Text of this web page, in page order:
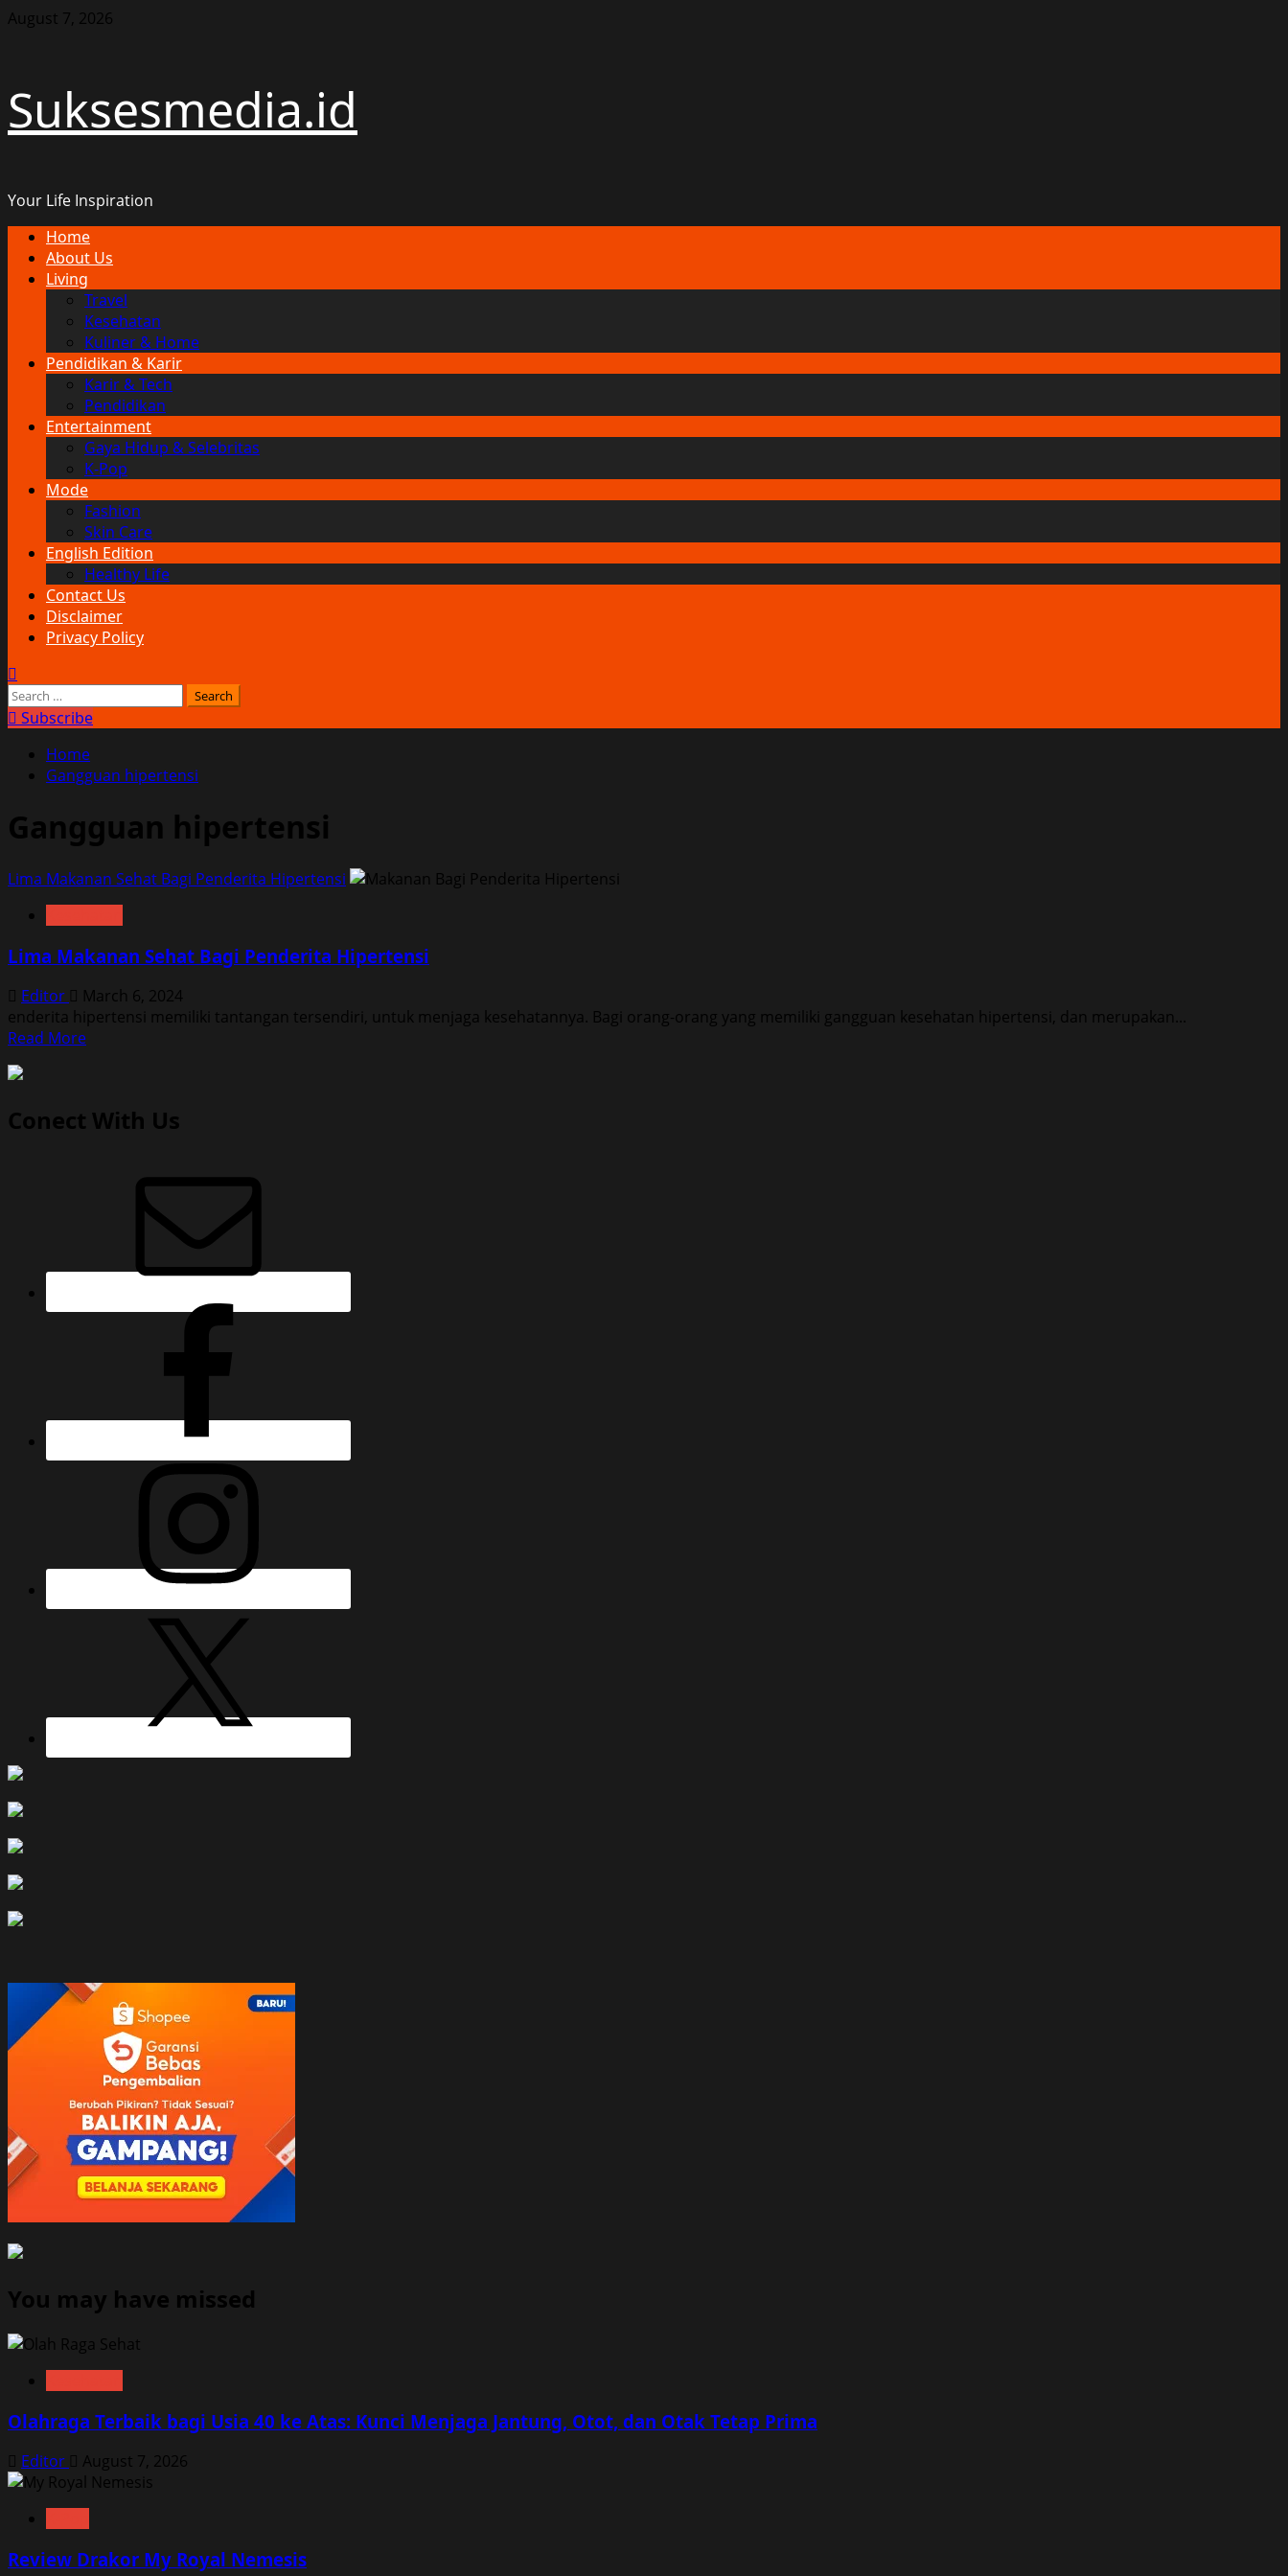
Skip
August 7, 2026
Suksesmedia.id
Your Life Inspiration
Primary
Menu
Home
About Us
Living
Travel
Kesehatan
Kuliner & Home
Pendidikan & Karir
Karir & Tech
Pendidikan
Entertainment
Gaya Hidup & Selebritas
K-Pop
Mode
Fashion
Skin Care
English Edition
Healthy Life
Contact Us
Disclaimer
Privacy Policy
Search
for:Subscribe
Home
Gangguan hipertensi
Gangguan hipertensi
Lima Makanan Sehat Bagi Penderita Hipertensi
Lima Makanan Sehat Bagi Penderita Hipertensi
Editor
March 6, 2024
enderita hipertensi memiliki tantangan tersendiri, untuk menjaga kesehatannya. Bagi orang-orang yang memiliki gangguan kesehatan hipertensi, dan merupakan...
Read MoreRead
Makanan
Penderita
Hipertensi
Conect With Us
You may have missed
Olahraga Terbaik bagi Usia 40 ke Atas: Kunci Menjaga Jantung, Otot, dan Otak Tetap Prima
Editor August 7, 2026
Review Drakor My Royal Nemesis